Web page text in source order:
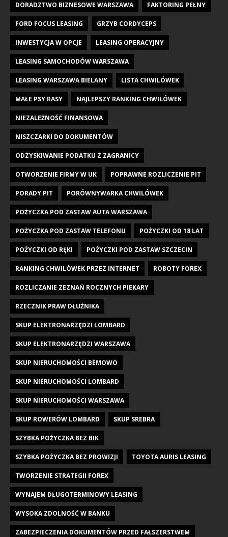
DORADZTWO BIZNESOWE WARSZAWA FAKTORING PEŁNY
FORD FOCUS LEASING GRZYB CORDYCEPS
INWESTYCJA W OPCJE LEASING OPERACYJNY
LEASING SAMOCHODÓW WARSZAWA
LEASING WARSZAWA BIELANY LISTA CHWILÓWEK
MAŁE PSY RASY NAJLEPSZY RANKING CHWILÓWEK
NIEZALEŻNOŚĆ FINANSOWA
NISZCZARKI DO DOKUMENTÓW
ODZYSKIWANIE PODATKU Z ZAGRANICY
OTWORZENIE FIRMY W UK POPRAWNE ROZLICZENIE PIT
PORADY PIT PORÓWNYWARKA CHWILÓWEK
POŻYCZKA POD ZASTAW AUTA WARSZAWA
POŻYCZKA POD ZASTAW TELEFONU POŻYCZKI OD 18 LAT
POŻYCZKI OD RĘKI POŻYCZKI POD ZASTAW SZCZECIN
RANKING CHWILÓWEK PRZEZ INTERNET ROBOTY FOREX
ROZLICZANIE ZEZNAŃ ROCZNYCH PIEKARY
RZECZNIK PRAW DŁUŻNIKA
SKUP ELEKTRONARZĘDZI LOMBARD
SKUP ELEKTRONARZĘDZI WARSZAWA
SKUP NIERUCHOMOŚCI BEMOWO
SKUP NIERUCHOMOŚCI LOMBARD
SKUP NIERUCHOMOŚCI WARSZAWA
SKUP ROWERÓW LOMBARD SKUP SREBRA
SZYBKA POŻYCZKA BEZ BIK
SZYBKA POŻYCZKA BEZ PROWIZJI TOYOTA AURIS LEASING
TWORZENIE STRATEGII FOREX
WYNAJEM DŁUGOTERMINOWY LEASING
WYSOKA ZDOLNOŚĆ W BANKU
ZABEZPIECZENIA DOKUMENTÓW PRZED FAŁSZERSTWEM